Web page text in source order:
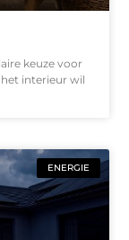
keuze voor
interieur wil
ENERGIE